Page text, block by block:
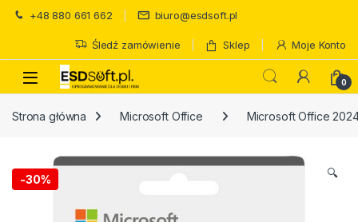
Skip to navigation
Skip to content
+48 880 661 662 biuro@esdsoft.pl
Śledź zamówienie Sklep Moje Konto
0
Strona główna Microsoft Office Microsoft Office
-30% 🔍